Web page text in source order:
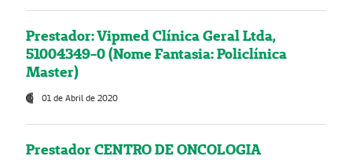
Prestador: Vipmed Clínica Geral Ltda,
51004349-0 (Nome Fantasia: Policlínica
Master)
01 de Abril de 2020
Prestador CENTRO DE ONCOLOGIA